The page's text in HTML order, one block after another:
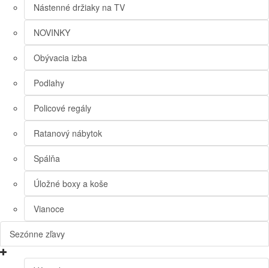
Nástenné držiaky na TV
NOVINKY
Obývacia izba
Podlahy
Policové regály
Ratanový nábytok
Spálňa
Úložné boxy a koše
Vianoce
Sezónne zľavy